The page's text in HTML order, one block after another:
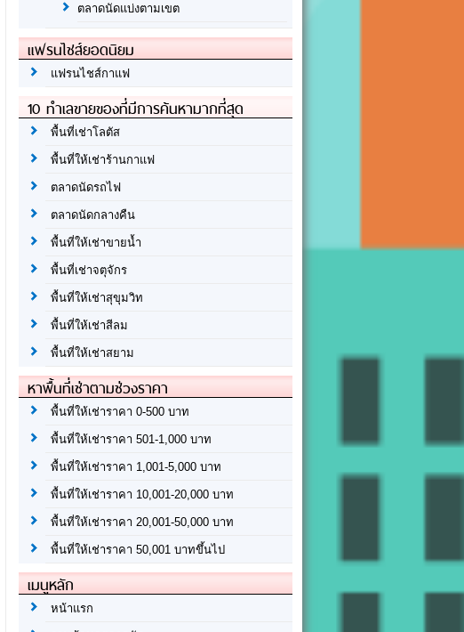
ตลาดนัดแบ่งตามเขต
แฟรนไชส์ยอดนิยม
แฟรนไชส์กาแฟ
10 ทำเลขายของที่มีการค้นหามากที่สุด
พื้นที่เช่าโลตัส
พื้นที่ให้เช่าร้านกาแฟ
ตลาดนัดรถไฟ
ตลาดนัดกลางคืน
พื้นที่ให้เช่าขายน้ำ
พื้นที่เช่าจตุจักร
พื้นที่ให้เช่าสุขุมวิท
พื้นที่ให้เช่าสีลม
พื้นที่ให้เช่าสยาม
หาพื้นที่เช่าตามช่วงราคา
พื้นที่ให้เช่าราคา 0-500 บาท
พื้นที่ให้เช่าราคา 501-1,000 บาท
พื้นที่ให้เช่าราคา 1,001-5,000 บาท
พื้นที่ให้เช่าราคา 10,001-20,000 บาท
พื้นที่ให้เช่าราคา 20,001-50,000 บาท
พื้นที่ให้เช่าราคา 50,001 บาทขึ้นไป
เมนูหลัก
หน้าแรก